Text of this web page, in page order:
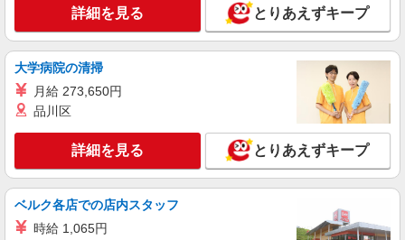
KFC店舗サポートスタッフ
時給1,250円
［1］吉祥寺南口店 東京都武蔵野市吉祥寺南
町1-4-1 ［2］永福町店 東京都杉並区和泉3-4-2 上
記2店舗を中心に、JR中央線・京王井の頭線沿線
の店舗（荻窪、高円寺、三鷹、笹塚、初台、阿佐
ヶ谷など）で勤務の可能性があります。 勤務地は
オファーごとに確認できるのでシフトの提出は不
要です。
詳細を見る
パート
コンパスグループ・ジャパン株式会社 39672_p
詳細を見る とりあえずキープ
大学病院の清掃
月給 273,650円
品川区
詳細を見る とりあえずキープ
ベルク各店での店内スタッフ
時給 1,065円